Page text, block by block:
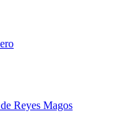
Reyes Magos